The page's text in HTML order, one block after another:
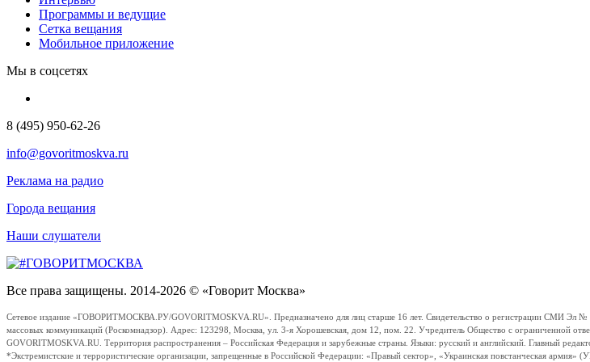
Программы и ведущие
Сетка вещания
Мобильное приложение
Мы в соцсетях
8 (495) 950-62-26
info@govoritmoskva.ru
Реклама на радио
Города вещания
Наши слушатели
Все права защищены. 2014-2026 © «Говорит Москва»
Сетевое издание «ГОВОРИТМОСКВА.РУ/GOVORITMOSKVA.RU». Предназначено для лиц старше 16 лет. Свидетельство о регистрации СМИ Эл
массовых коммуникаций (Роскомнадзор). Адрес: 123298, Москва, ул. 3-я Хорошевская, дом 12, пом. 22. Учредитель Общество с ограниченной
GOVORITMOSKVA.RU. Территория распространения – Российская Федерация и зарубежные страны. Языки: русский и английский. Главный
*Экстремистские и террористические организации, запрещенные в Российской Федерации: «Правый сектор», «Украинская повстанческая